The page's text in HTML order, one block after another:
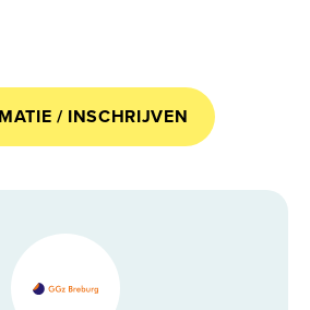
/ INSCHRIJVEN